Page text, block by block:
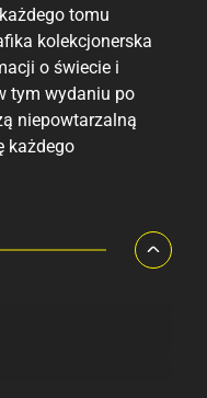
tomu
kolekcjonerska
o świecie i
tym wydaniu po
niepowtarzalną
każdego